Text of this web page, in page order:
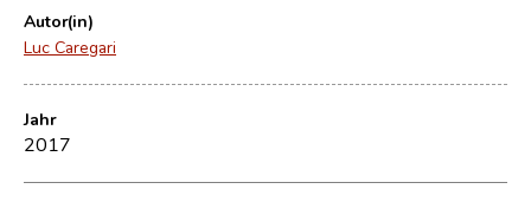
Autor(in)
Luc Caregari
Jahr
2017